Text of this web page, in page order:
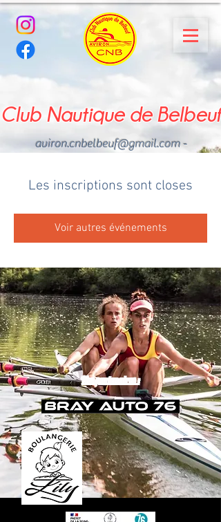
Club Nautique de Belbeuf
aviron.cnbelbeuf@gmail.com-
Les inscriptions sont closes
Voir autres événements
Nos partenaires :